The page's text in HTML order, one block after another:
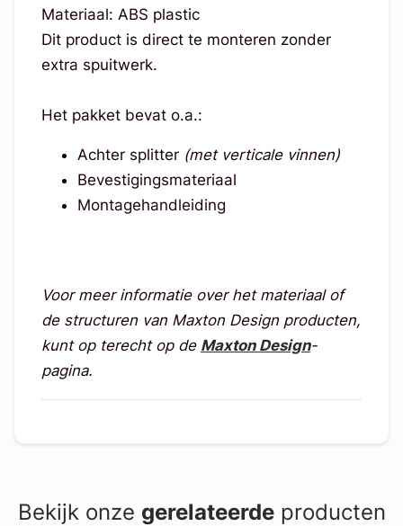
Materiaal: ABS plastic
Dit product is direct te monteren zonder
extra spuitwerk.
Het pakket bevat o.a.:
Achter splitter (met verticale vinnen)
Bevestigingsmateriaal
Montagehandleiding
Voor meer informatie over het materiaal of
de structuren van Maxton Design producten,
kunt op terecht op de Maxton Design-
pagina.
Bekijk onze gerelateerdeproducten